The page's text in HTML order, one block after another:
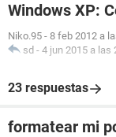
Windows XP:
Niko.95 - 8 feb 2012 a
sd - 4 jun 2015 a las
23 respuestas
formatear mi